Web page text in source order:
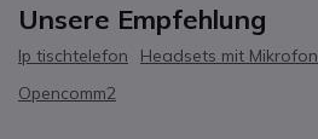
Unsere Empfehlung
Ip tischtelefon Headsets mit Mikrofon
Opencomm2